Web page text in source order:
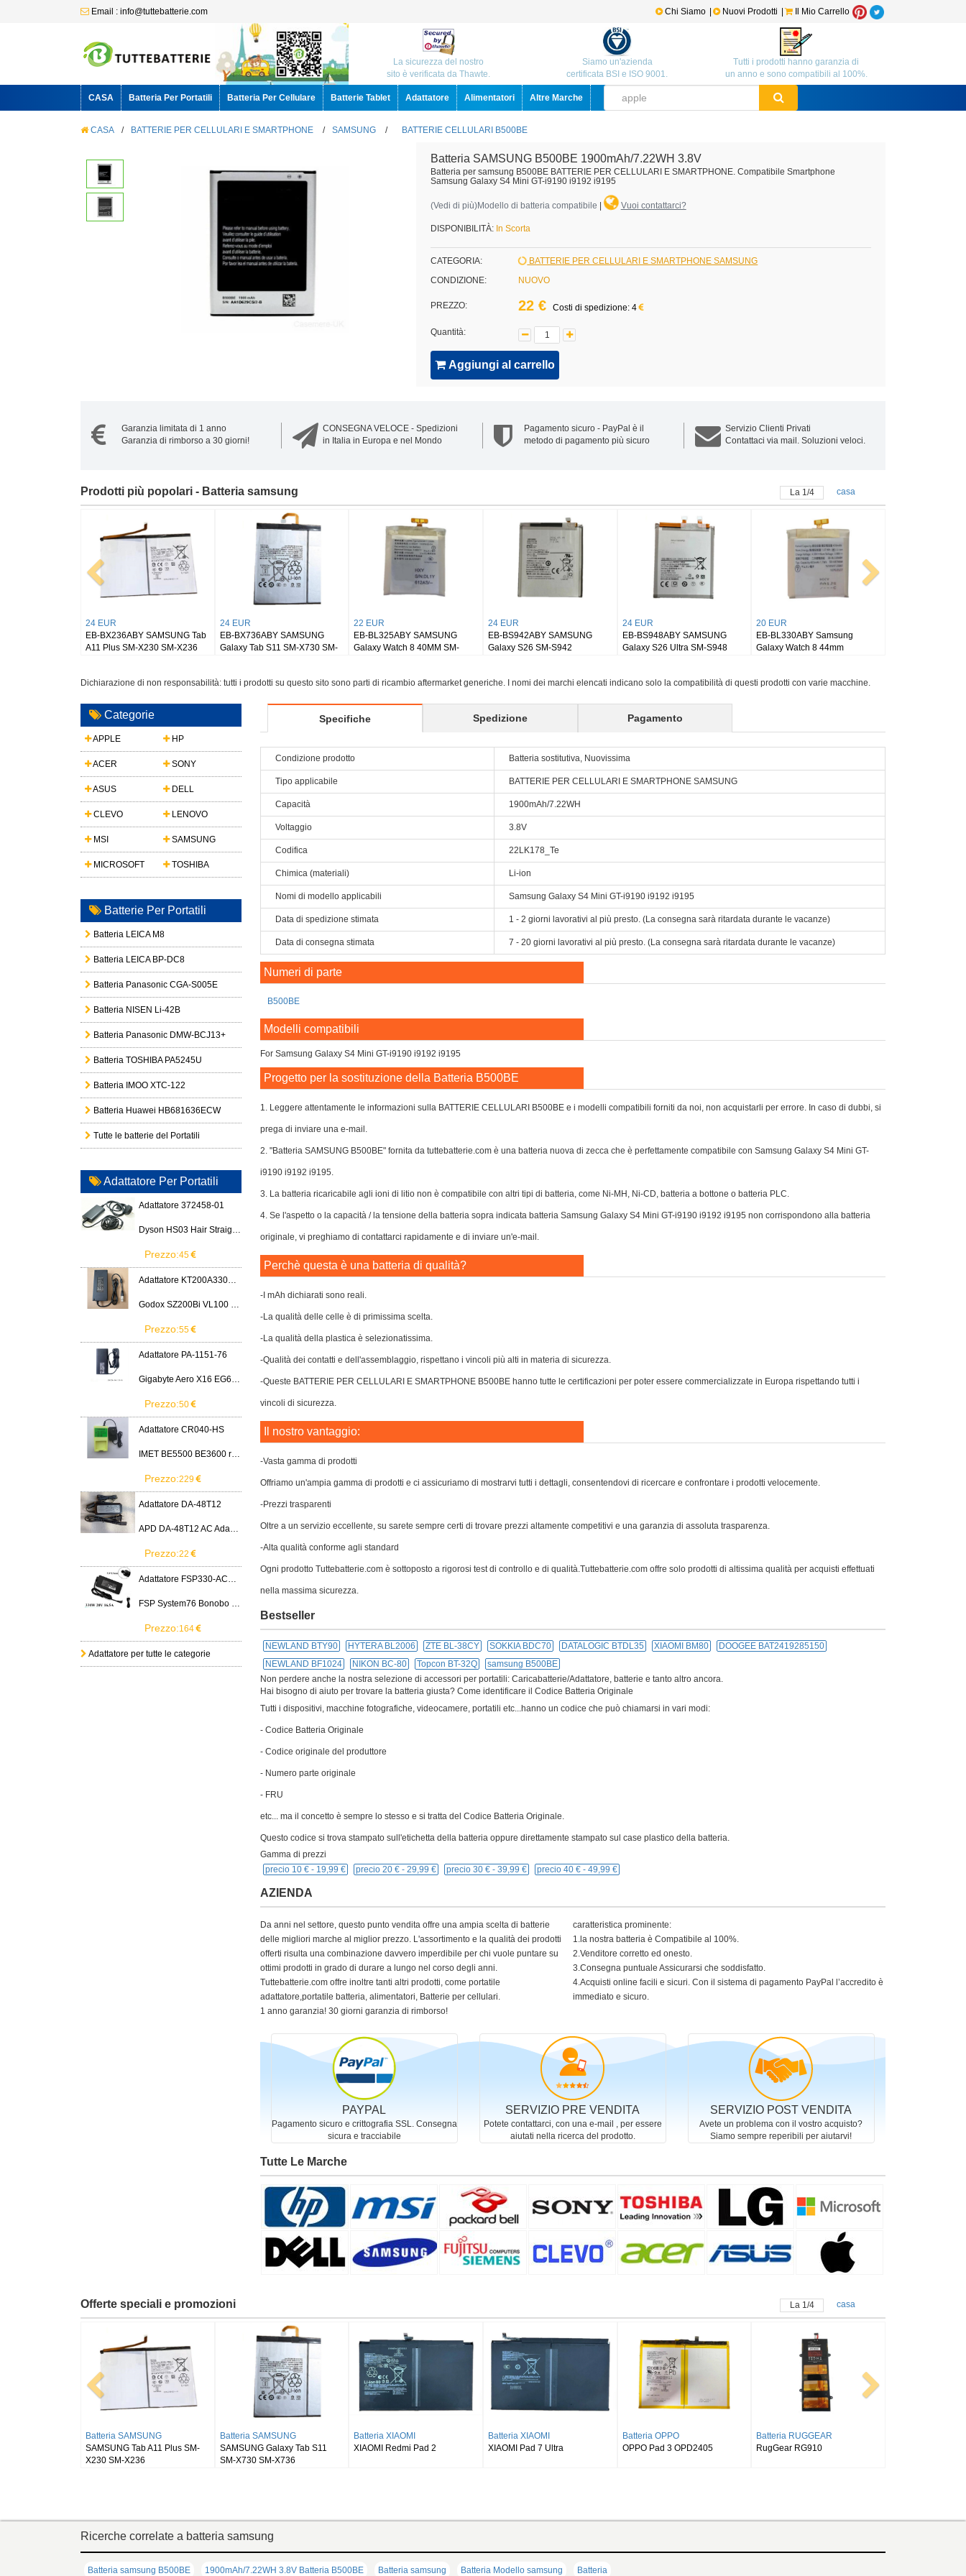
Email : info@tuttebatterie.com Il Mio Carrello
Nuovi Prodotti
Chi Siamo
La sicurezza del nostro
sito è verificata da Thawte.
Siamo un'azienda
certificata BSI e ISO 9001.
Tutti i prodotti hanno garanzia di
un anno e sono compatibili al 100%.
CASA Batteria Per Portatili Batteria Per Cellulare Batterie Tablet Adattatore Alimentatori Altre Marche
CASA / BATTERIE PER CELLULARI E SMARTPHONE / SAMSUNG / BATTERIE CELLULARI B500BE
Batteria SAMSUNG B500BE 1900mAh/7.22WH 3.8V
Batteria per samsung B500BE BATTERIE PER CELLULARI E SMARTPHONE. Compatibile Smartphone
Samsung Galaxy S4 Mini GT-i9190 i9192 i9195
(Vedi di più)Modello di batteria compatibile Vuoi contattarci?
DISPONIBILITÀ: In Scorta
CATEGORIA:
BATTERIE PER CELLULARI E SMARTPHONE SAMSUNG
CONDIZIONE:
NUOVO
PREZZO: 22 € Costi di spedizione: 4
Quantità:
Aggiungi al carrello
Garanzia limitata di 1 anno
Garanzia di rimborso a 30 giorni!
CONSEGNA VELOCE - Spedizioni
in Italia in Europa e nel Mondo
Pagamento sicuro - PayPal è il
metodo di pagamento più sicuro
Servizio Clienti Privati
Contattaci via mail. Soluzioni veloci.
Prodotti più popolari - Batteria samsung La 1/4 casa
EB-BL330ABY Samsung
Galaxy Watch 8 44mm
EB-BS946ABY Samsung
Galaxy S26 Plus/S947
NS1250 Samsung Buds 2/
buds 2 pro earbuds
EB-BX906ABY SAMSUNG
Galaxy Tab S8 Ultra SM-X900
EB-BX818ABY SAMSUNG
Galaxy Tab S9 Plus Wi-fi
EB-BX516ABY SAMSUNG
Galaxy Tab S9FE X510 X516
BT545ABY SAMSUNG Tab
Active Pro SM-T540/T545/T547
Dichiarazione di non responsabilità: tutti i prodotti su questo sito sono parti di ricambio aftermarket generiche. I nomi dei marchi elencati indicano solo la compatibilità di questi prodotti con varie macchine.
Specifiche Spedizione Pagamento
Condizione prodotto Batteria sostitutiva, Nuovissima
Tipo applicabile BATTERIE PER CELLULARI E SMARTPHONE SAMSUNG
Capacità 1900mAh/7.22WH
Voltaggio 3.8V
Codifica 22LK178_Te
Chimica (materiali) Li-ion
Nomi di modello applicabili Samsung Galaxy S4 Mini GT-i9190 i9192 i9195
Data di spedizione stimata 1 - 2 giorni lavorativi al più presto. (La consegna sarà ritardata durante le vacanze)
Data di consegna stimata 7 - 20 giorni lavorativi al più presto. (La consegna sarà ritardata durante le vacanze)
Numeri di parte
B500BE
Modelli compatibili
For Samsung Galaxy S4 Mini GT-i9190 i9192 i9195
Progetto per la sostituzione della Batteria B500BE
1. Leggere attentamente le informazioni sulla BATTERIE CELLULARI B500BE e i modelli compatibili forniti da noi, non acquistarli per errore. In caso di dubbi, si
prega di inviare una e-mail.
2. "Batteria SAMSUNG B500BE" fornita da tuttebatterie.com è una batteria nuova di zecca che è perfettamente compatibile con Samsung Galaxy S4 Mini GT-
i9190 i9192 i9195.
3. La batteria ricaricabile agli ioni di litio non è compatibile con altri tipi di batteria, come Ni-MH, Ni-CD, batteria a bottone o batteria PLC.
4. Se l'aspetto o la capacità / la tensione della batteria sopra indicata batteria Samsung Galaxy S4 Mini GT-i9190 i9192 i9195 non corrispondono alla batteria
originale, vi preghiamo di contattarci rapidamente e di inviare un'e-mail.
Perchè questa è una batteria di qualità?
-I mAh dichiarati sono reali.
-La qualità delle celle è di primissima scelta.
-La qualità della plastica è selezionatissima.
-Qualità dei contatti e dell'assemblaggio, rispettano i vincoli più alti in materia di sicurezza.
-Queste BATTERIE PER CELLULARI E SMARTPHONE B500BE hanno tutte le certificazioni per poter essere commercializzate in Europa rispettando tutti i
vincoli di sicurezza.
Il nostro vantaggio:
-Vasta gamma di prodotti
Offriamo un'ampia gamma di prodotti e ci assicuriamo di mostrarvi tutti i dettagli, consentendovi di ricercare e confrontare i prodotti velocemente.
-Prezzi trasparenti
Oltre a un servizio eccellente, su sarete sempre certi di trovare prezzi altamente competitivi e una garanzia di assoluta trasparenza.
-Alta qualità conforme agli standard
Ogni prodotto Tuttebatterie.com è sottoposto a rigorosi test di controllo e di qualità.Tuttebatterie.com offre solo prodotti di altissima qualità per acquisti effettuati
nella massima sicurezza.
Bestseller
NEWLAND BTY90 HYTERA BL2006 ZTE BL-38CY SOKKIA BDC70 DATALOGIC BTDL35 XIAOMI BM80
DOOGEE BAT2419285150
NEWLAND BF1024
NIKON BC-80 Topcon BT-32Q
samsung B500BE
Non perdere anche la nostra selezione di accessori per portatili: Caricabatterie/Adattatore, batterie e tanto altro ancora.
Hai bisogno di aiuto per trovare la batteria giusta? Come identificare il Codice Batteria Originale
Tutti i dispositivi, macchine fotografiche, videocamere, portatili etc...hanno un codice che può chiamarsi in vari modi:
- Codice Batteria Originale
- Codice originale del produttore
- Numero parte originale
- FRU
etc... ma il concetto è sempre lo stesso e si tratta del Codice Batteria Originale.
Questo codice si trova stampato sull'etichetta della batteria oppure direttamente stampato sul case plastico della batteria.
Gamma di prezzi
precio 10 € - 19,99 € precio 20 € - 29,99 € precio 30 € - 39,99 € precio 40 € - 49,99 €
AZIENDA
Da anni nel settore, questo punto vendita offre una ampia scelta di batterie
delle migliori marche al miglior prezzo. L'assortimento e la qualità dei prodotti
offerti risulta una combinazione davvero imperdibile per chi vuole puntare su
ottimi prodotti in grado di durare a lungo nel corso degli anni.
Tuttebatterie.com offre inoltre tanti altri prodotti, come portatile
adattatore,portatile batteria, alimentatori, Batterie per cellulari.
1 anno garanzia! 30 giorni garanzia di rimborso!
caratteristica prominente:
1.la nostra batteria è Compatibile al 100%.
2.Venditore corretto ed onesto.
3.Consegna puntuale Assicurarsi che soddisfatto.
4.Acquisti online facili e sicuri. Con il sistema di pagamento PayPal l’accredito è
immediato e sicuro.
PAYPAL
Pagamento sicuro e crittografia SSL. Consegna
sicura e tracciabile
SERVIZIO PRE VENDITA
Potete contattarci, con una e-mail , per essere
aiutati nella ricerca del prodotto.
SERVIZIO POST VENDITA
Avete un problema con il vostro acquisto?
Siamo sempre reperibili per aiutarvi!
Tutte Le Marche
Categorie
APPLE HP
ACER SONY
ASUS DELL
CLEVO LENOVO
MSI SAMSUNG
MICROSOFT TOSHIBA
Batterie Per Portatili
Batteria LEICA M8
Batteria LEICA BP-DC8
Batteria Panasonic CGA-S005E
Batteria NISEN Li-42B
Batteria Panasonic DMW-BCJ13+
Batteria TOSHIBA PA5245U
Batteria IMOO XTC-122
Batteria Huawei HB681636ECW
Tutte le batterie del Portatili
Adattatore Per Portatili
Adattatore 372458-01
Dyson HS03 Hair Straightener
Prezzo:45
Adattatore KT200A3300666B3
Godox SZ200Bi VL100 VL200 VL300 LED Light
Prezzo:55
Adattatore PA-1151-76
Gigabyte Aero X16 EG61H RTX 5070 2WHA3USC64AH LITEON PA-1151-76 150W adapter
Prezzo:50
Adattatore CR040-HS
IMET BE5500 BE3600 remote control battery
Prezzo:229
Adattatore DA-48T12
APD DA-48T12 AC Adapter 12V 4A Power Supply Cord
Prezzo:22
Adattatore FSP330-ACAU3
FSP System76 Bonobo WS (bonw16)/Ultra 9/RTX5090
Prezzo:164
Adattatore per tutte le categorie
Offerte speciali e promozioni La 1/4 casa
Batteria RUGGEAR
Batteria BLACKVIEW
Blackview DK111
Batteria SAMSUNG
SAMSUNG Galaxy Tab S8 Ultra
SM-X900
Batteria SAMSUNG
SAMSUNG Galaxy Tab S9 Plus
Batteria SAMSUNG
SAMSUNG Galaxy Tab S9FE
Batteria SAMSUNG
SAMSUNG Tab Active Pro SM-
Batteria ALLDOCUBE
Alldocube T50
Ricerche correlate a batteria samsung
Batteria samsung B500BE 1900mAh/7.22WH 3.8V Batteria B500BE Batteria samsung Batteria Modello samsung Batteria